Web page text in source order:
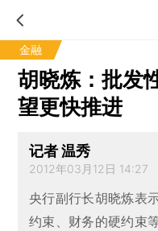
金融
胡晓炼：批发
望更快推进
记者 温秀
2012年03月12日 14:27
央行副行长胡晓炼表
约束、财务的硬约束